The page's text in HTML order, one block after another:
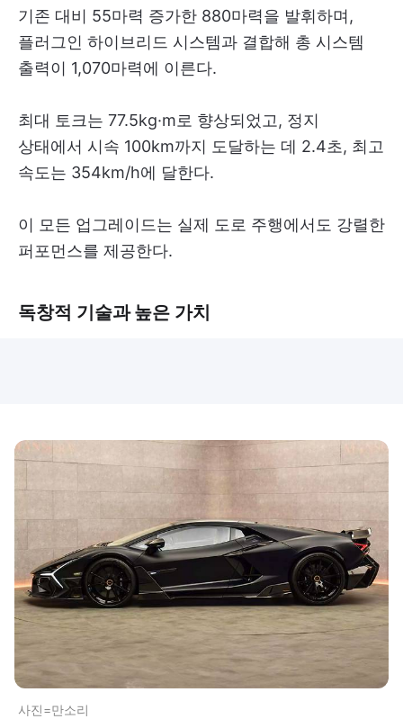
기존 대비 55마력 증가한 880마력을 발휘하며,
플러그인 하이브리드 시스템과 결합해 총 시스템
출력이 1,070마력에 이른다.
최대 토크는 77.5kg·m로 향상되었고, 정지
상태에서 시속 100km까지 도달하는 데 2.4초, 최고
속도는 354km/h에 달한다.
이 모든 업그레이드는 실제 도로 주행에서도 강렬한
퍼포먼스를 제공한다.
독창적 기술과 높은 가치
사진=만소리